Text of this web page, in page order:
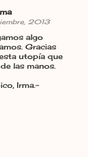
2013
algo
Gracias
utopía que
las manos.
Irma.-